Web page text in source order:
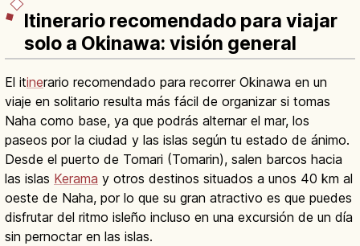
Itinerario recomendado para viajar
solo a Okinawa: visión general
El itinerario recomendado para recorrer Okinawa en un
viaje en solitario resulta más fácil de organizar si tomas
Naha como base, ya que podrás alternar el mar, los
paseos por la ciudad y las islas según tu estado de ánimo.
Desde el puerto de Tomari (Tomarin), salen barcos hacia
las islas Kerama y otros destinos situados a unos 40 km al
oeste de Naha, por lo que su gran atractivo es que puedes
disfrutar del ritmo isleño incluso en una excursión de un día
sin pernoctar en las islas.